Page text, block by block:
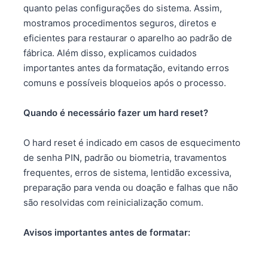
quanto pelas configurações do sistema. Assim,
mostramos procedimentos seguros, diretos e
eficientes para restaurar o aparelho ao padrão de
fábrica. Além disso, explicamos cuidados
importantes antes da formatação, evitando erros
comuns e possíveis bloqueios após o processo.
Quando é necessário fazer um hard reset?
O hard reset é indicado em casos de esquecimento
de senha PIN, padrão ou biometria, travamentos
frequentes, erros de sistema, lentidão excessiva,
preparação para venda ou doação e falhas que não
são resolvidas com reinicialização comum.
Avisos importantes antes de formatar: